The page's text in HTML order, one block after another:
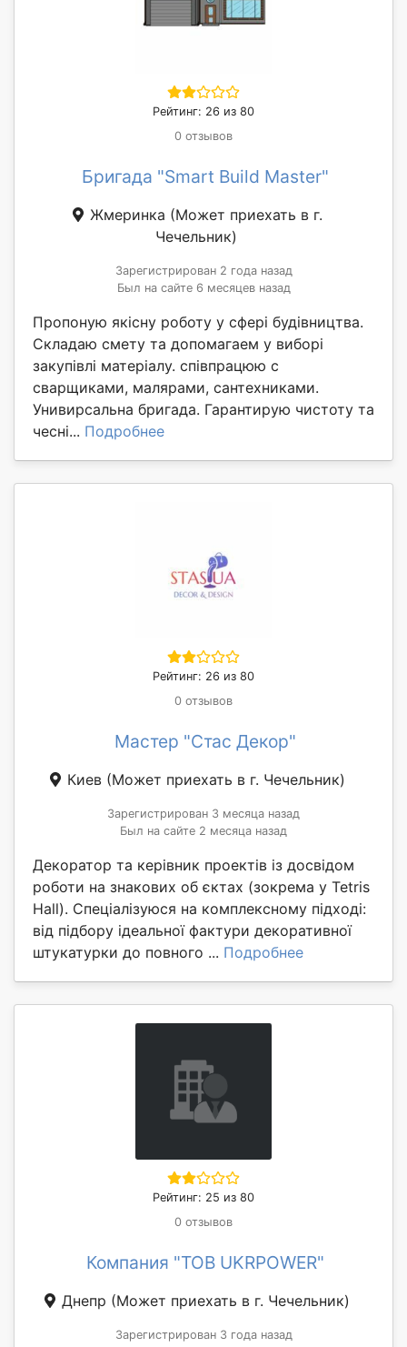
Рейтинг: 26 из 80
0 отзывов
Бригада "Smart Build Master"
Жмеринка (Может приехать в г.
Чечельник)
Зарегистрирован 2 года назад
Был на сайте 6 месяцев назад
Пропоную якісну роботу у сфері будівництва.
Складаю смету та допомагаем у виборі
закупівлі матеріалу. співпрацюю с
сварщиками, малярами, сантехниками.
Унивирсальна бригада. Гарантирую чистоту та
чесні... Подробнее
Рейтинг: 26 из 80
0 отзывов
Мастер "Стас Декор"
Киев (Может приехать в г. Чечельник)
Зарегистрирован 3 месяца назад
Был на сайте 2 месяца назад
Декоратор та керівник проектів із досвідом
роботи на знакових об єктах (зокрема у Tetris
Hall). Спеціалізуюся на комплексному підході:
від підбору ідеальної фактури декоративної
штукатурки до повного ... Подробнее
Рейтинг: 25 из 80
0 отзывов
Компания "ТОВ UKRPOWER"
Днепр (Может приехать в г. Чечельник)
Зарегистрирован 3 года назад